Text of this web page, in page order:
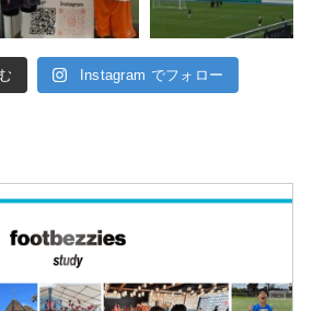
Instagram でフォロー